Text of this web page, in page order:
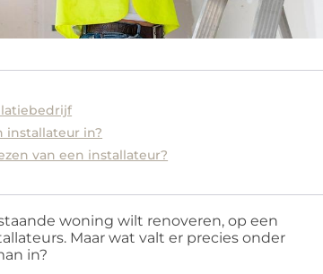
installateur in?
van een installateur?
woning wilt renoveren, op een
Maar wat valt er precies onder
in?